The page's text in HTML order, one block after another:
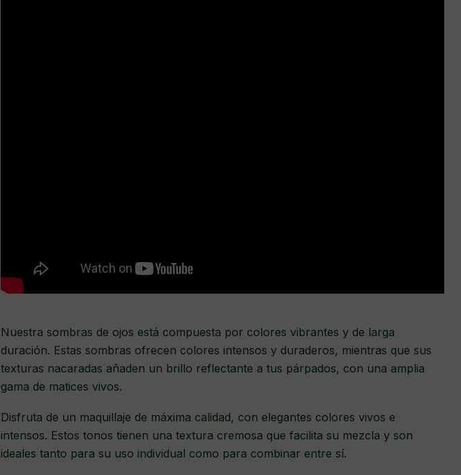
Nuestra sombras de ojos está compuesta por colores vibrantes y de larga
duración. Estas sombras ofrecen colores intensos y duraderos, mientras que sus
texturas nacaradas añaden un brillo reflectante a tus párpados, con una amplia
gama de matices vivos.
Disfruta de un maquillaje de máxima calidad, con elegantes colores vivos e
intensos. Estos tonos tienen una textura cremosa que facilita su mezcla y son
ideales tanto para su uso individual como para combinar entre sí.